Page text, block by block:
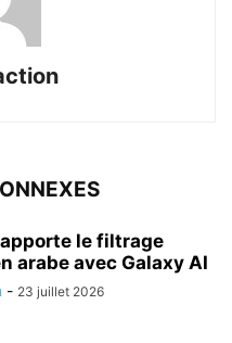
le filtrage
arabe avec Galaxy AI
- 23 juillet 2026